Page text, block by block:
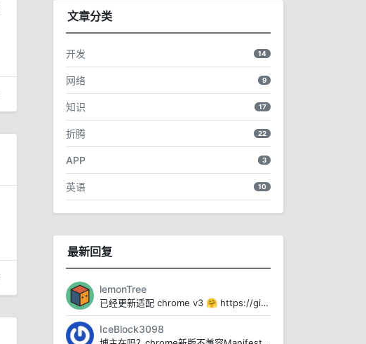
文章分类
开发 14
网络 9
知识 17
折腾 22
APP 3
英语 10
最新回复
lemonTree
已经更新适配 chrome v3 🤗 https://github.com/lemon-cod...
IceBlock3098